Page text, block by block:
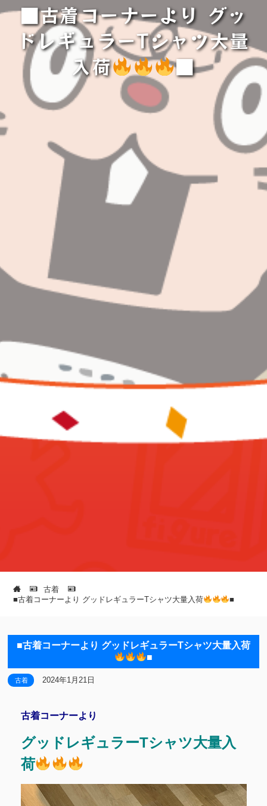
■古着コーナーより グッ
ドレギュラーTシャツ大量
入荷
■
古着
■古着コーナーより グッドレギュラーTシャツ大量入荷
■
■古着コーナーより グッドレギュラーTシャツ大量入荷
■
古着 2024年1月21日
古着コーナーより
グッドレギュラーTシャツ大量入
荷